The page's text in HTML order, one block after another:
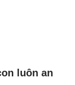
luôn an